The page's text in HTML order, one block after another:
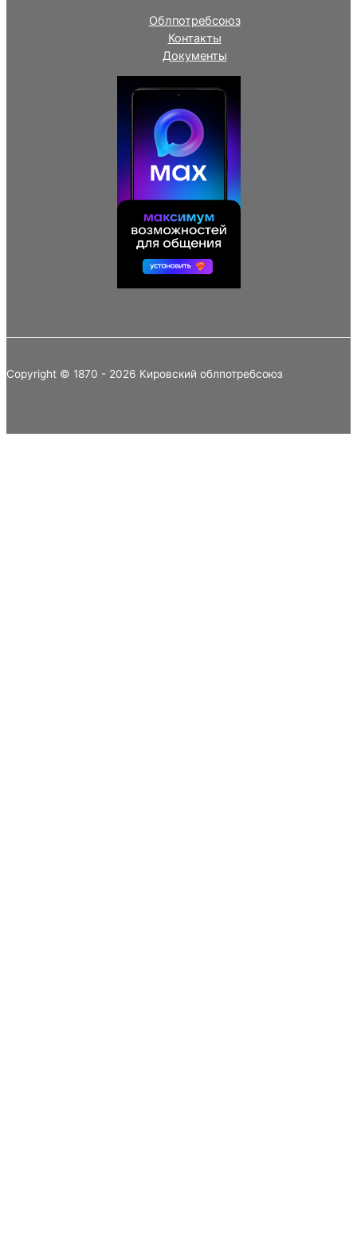
Облпотребсоюз
Контакты
Документы
Copyright © 1870 - 2026 Кировский облпотребсоюз